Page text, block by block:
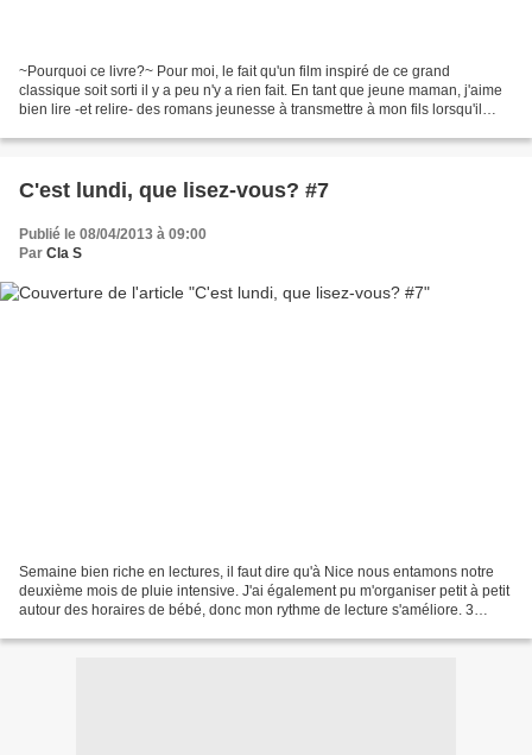
~Pourquoi ce livre?~ Pour moi, le fait qu'un film inspiré de ce grand
classique soit sorti il y a peu n'y a rien fait. En tant que jeune maman, j'aime
bien lire -et relire- des romans jeunesse à transmettre à mon fils lorsqu'il
C'est lundi, que lisez-vous? #7
Publié le 08/04/2013 à 09:00
Par Cla S
Semaine bien riche en lectures, il faut dire qu'à Nice nous entamons notre
deuxième mois de pluie intensive. J'ai également pu m'organiser petit à petit
autour des horaires de bébé, donc mon rythme de lecture s'améliore. 3